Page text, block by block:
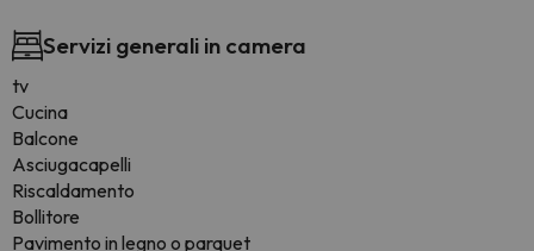
Servizi generali in camera
tv
Cucina
Balcone
Asciugacapelli
Riscaldamento
Bollitore
Pavimento in legno o parquet